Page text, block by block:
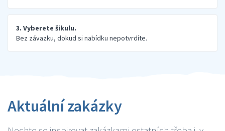
3. Vyberete šikulu.
Bez závazku, dokud si nabídku nepotvrdíte.
Aktuální zakázky